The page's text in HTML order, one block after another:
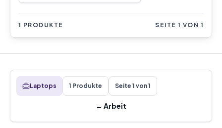
1 PRODUKTE SEITE 1 VON 1
Laptops 1 Produkte Seite 1 von 1
← Arbeit